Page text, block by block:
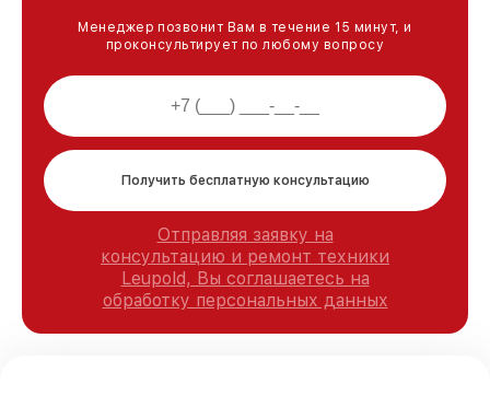
Менеджер позвонит Вам в течение 15 минут, и
проконсультирует по любому вопросу
Получить бесплатную консультацию
Отправляя заявку на
консультацию и ремонт техники
Leupold, Вы соглашаетесь на
обработку персональных данных